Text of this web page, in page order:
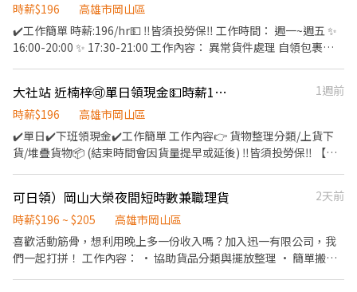
鼎山 - 智取店 高雄市三民區鼎山街361號1樓 仁武仁雄 - 智取店 高雄
328號1樓 仁武永仁 - 智取店 高雄市仁武區永仁街209號1樓 前金新
盛 - 智取店 高雄市前金區新盛二街89號1樓 前鎮天山 - 智取店 高雄
市前鎮區天山路20巷4號1樓 前鎮永豐 - 智取店 高雄市前鎮區永豐路
103號1樓 前鎮草衙 - 智取店 高雄市前鎮區草衙二路439號1樓 大寮
雄市大寮區鳳屏一路520號1樓 大寮鳳林 - 智取店 高雄市大寮區鳳林
四路210號1樓 大樹九大 - 智取店 高雄市大樹區九大路165號1樓 大
社中山 - 智取店 高雄市大社區中山路463號1樓 小港大業 - 智取店 高
雄市小港區大業北路148號1樓 小港山明二 - 智取店 高雄市小港區山
明路387號1樓 小港桂園 - 智取店 高雄市小港區桂園路68號1樓 岡山
公園二 - 智取店 高雄市岡山區公園西路二段114號1樓 岡山大德 - 智
取店 高雄市岡山區大德一路118號1樓 左營富民 - 智取店 高雄市左
營區富民路456號1樓 左營左大 - 智取店 高雄市左營區左營大路249
號1、2樓 左營榮總 - 智取店 高雄市左營區榮總路267號1樓 彌陀中
往後2~4H 中班STD理貨員:15:30~00:30，加班往後2~4H 晚班出貨
早班盤點員196+14=$210 早班上架員196+14=$210 早班驗收員
196+14=$210 早班XD理貨員196+20=$216 早班XD點貨員
196+14=$210 中班STD理貨員196+30=$226 晚班出貨拉貨
196+30=$226 晚班出貨堆高機手196+40=$236 ⭕休假制度 排休制
-------------------------------- ~立即應徵~ ➤+好友
@542fghzx【留言姓名+電話】 ➤+好友連結
https://lin.ee/oSp5mES ➤【手機預約】0968-932-832 皓凱先生
▬▬▬▬▬▬▬▬▬ ❤️𝑳𝒊𝒏𝒆 𝑰𝑫：【0965330514 】明熙-Lisa 麗莎
專員 留言 ✅ 職缺截圖 1對1專人為您服務☺️ 🔥 職缺稀有，手速要
快！
時薪$196
高雄市岡山區
✔️工作簡單 時薪:196/hr💵 ‼️皆須投勞保‼️ 工作時間： 週一~週五 ✨
16:00-20:00 ✨ 17:30-21:00 工作內容： 異常貨件處理 自領包裹整
0933788078 人資 假日及晚上 請撥打0966414357林主任 、
0938030796林經理 加好友：@256fozgy
大社站 近楠梓🉑單日領現金💵時薪196【新竹物流｜信林晚班理貨員】
1週前
時薪$196
高雄市岡山區
✔️單日✔️下班領現金✔️工作簡單 工作內容👉 貨物整理分類/上貨下
貨/堆疊貨物📦 (結束時間會因貨量提早或延後) ‼️皆須投勞保‼️ 【工
間： 平日白天 請撥打 0933788078 人資 假日及晚上 請撥打
0966414357 林主任、0938030796林經理
可日領）岡山大榮夜間短時數兼職理貨
2天前
時薪$196 ~ $205
高雄市岡山區
喜歡活動筋骨，想利用晚上多一份收入嗎？加入迅一有限公司，我
們一起打拼！ 工作內容： • 協助貨品分類與擺放整理 • 簡單搬運